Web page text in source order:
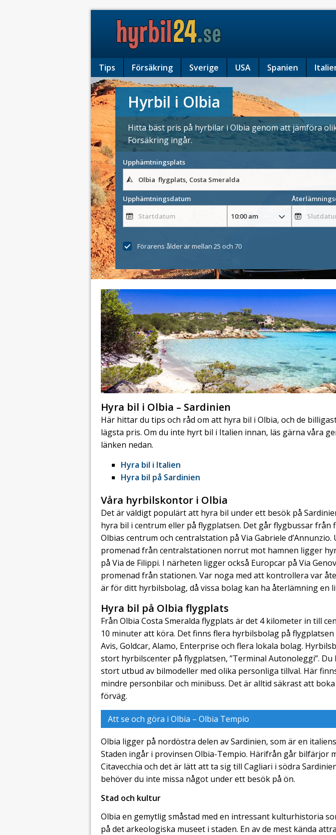
Tips Försäkring Sverige USA Spanien
Hyrbil i Olbia
Hitta bäst pris på hyrbilar i Olbia genom att jämföra
Försäkring ingår.
Upphämtningsplats
Upphämtningsdatum
Förarens ålder är mellan 25 och 70
Hyra bil i Olbia – Sardinien
Här hittar du tips och råd om att hyra bil i Olbia, och de
lägsta pris. Om du inte hyrt bil i Italien innan, läs gärna våra
länken nedan.
Hyra bil i Italien
Hyra bil på Sardinien
Våra hyrbilskontor i Olbia
Det är väldigt populärt att hyra bil under ett besök på
hyra bil i centrum eller på flygplatsen. Det går flygbussar från
Olbias centrum och centralstation på Via Gabriele
promenad från centralstationen norrut mot hamnen ligger
på Via de Filippi. I närheten ligger också Europcar på Via
promenad från stationen. Var noga med att kontrollera var
är för ditt hyrbilsbolag, då vissa bolag kan ha återlämning en
Hyra bil på Olbia flygplats
Från Olbia Costa Smeralda flygplats är det 4 kilometer in till
10 minuter att köra. Det finns flera hyrbilsbolag på
Avis, Goldcar, Alamo, Enterprise och flera lokala bolag.
stort hyrbilscenter på flygplatsen, ”Terminal Autonoleggi”. Du
stort utbud av bilmodeller med olika personliga tillval. Här
mindre personbilar och minibuss. Det är alltid säkrast att
förväg.
Att se och göra i Olbia – Olbia Tempio
Olbia ligger på nordöstra delen av Sardinien, som är en
Staden ingår i provinsen Olbia-Tempio. Härifrån går bilfärjor
Citavecchia och det är lätt att ta sig till Cagliari i södra
behöver du inte missa något under ett besök på ön.
Stad och kultur
Olbia en gemytlig småstad med en intressant kulturhistoria
på det arkeologiska museet i staden. En av de mest kända